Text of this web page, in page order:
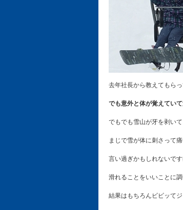
去年社長から教えてもら
でも意外と体が覚えてい
でもでも雪山が牙を剥い
まじで雪が体に刺さって
言い過ぎかもしれないで
滑れることをいいことに
結果はもちろんビビッて